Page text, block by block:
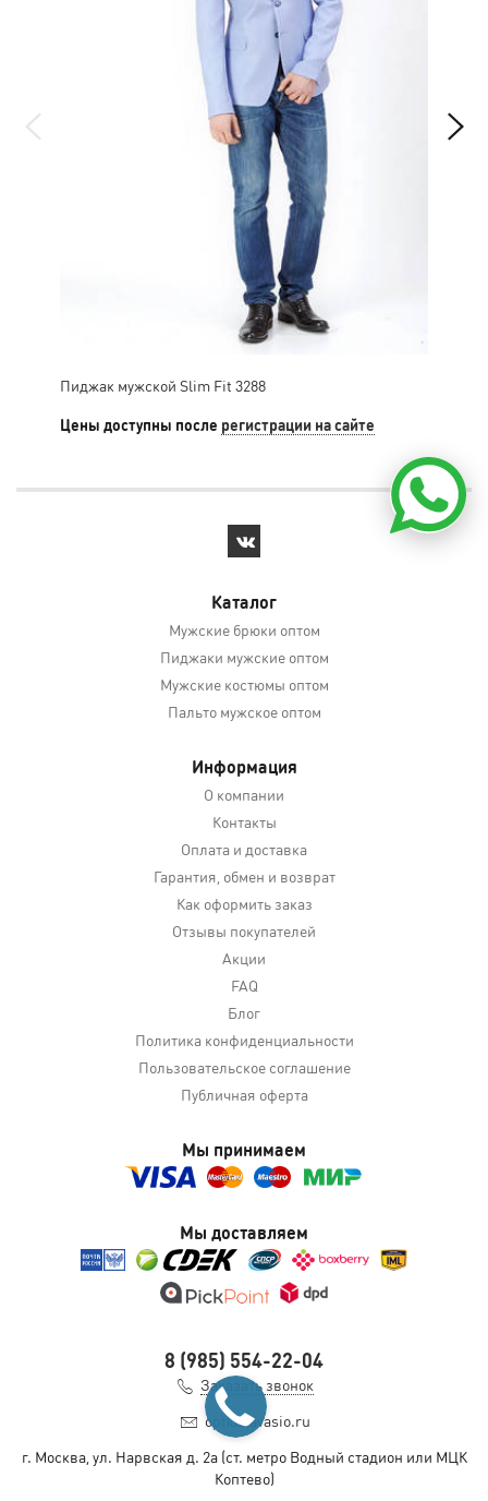
Пиджак мужской Slim Fit 3288
Цены доступны после регистрации на сайте
Каталог
Мужские брюки оптом
Пиджаки мужские оптом
Мужские костюмы оптом
Пальто мужское оптом
Информация
О компании
Контакты
Оплата и доставка
Гарантия, обмен и возврат
Как оформить заказ
Отзывы покупателей
Акции
FAQ
Блог
Политика конфиденциальности
Пользовательское соглашение
Публичная оферта
Мы принимаем
Мы доставляем
8 (985) 554-22-04
Заказать звонок
opt@slavasio.ru
г. Москва, ул. Нарвская д. 2а(ст. метро Водный стадион или МЦК
Коптево)